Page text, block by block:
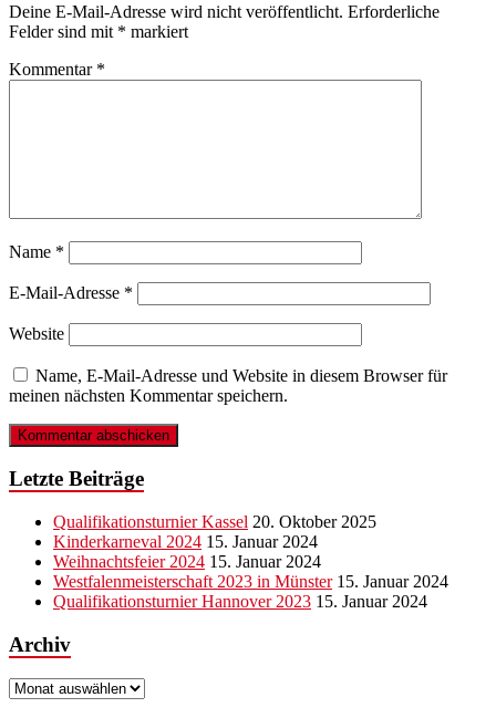
Deine E-Mail-Adresse wird nicht veröffentlicht. Erforderliche
Felder sind mit * markiert
Kommentar *
Name *
E-Mail-Adresse *
Website
Name, E-Mail-Adresse und Website in diesem Browser für
meinen nächsten Kommentar speichern.
Letzte Beiträge
Qualifikationsturnier Kassel 20. Oktober 2025
Kinderkarneval 2024 15. Januar 2024
Weihnachtsfeier 2024 15. Januar 2024
Westfalenmeisterschaft 2023 in Münster 15. Januar 2024
Qualifikationsturnier Hannover 2023 15. Januar 2024
Archiv
Archiv